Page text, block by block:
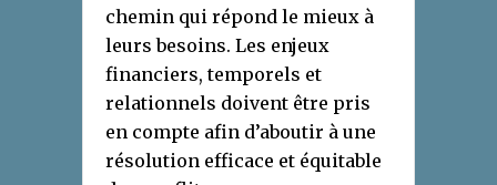
chemin qui répond le mieux à
leurs besoins. Les enjeux
financiers, temporels et
relationnels doivent être pris
en compte afin d’aboutir à une
résolution efficace et équitable